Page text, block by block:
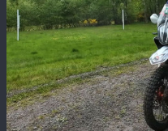
maladie, vous
monde et de
Compter sur
n’est pas
contacts
disponibles sur